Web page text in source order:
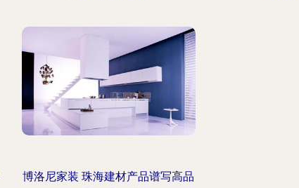
博洛尼家装 珠海建材产品谱写高品